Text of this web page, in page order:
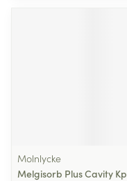
Molnlycke
Melgisorb Plus Cavity Kp